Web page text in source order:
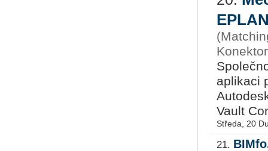
aplikaci
Vault
Středa, 20
21.